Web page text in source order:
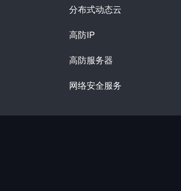
分布式动态云
高防IP
高防服务器
网络安全服务